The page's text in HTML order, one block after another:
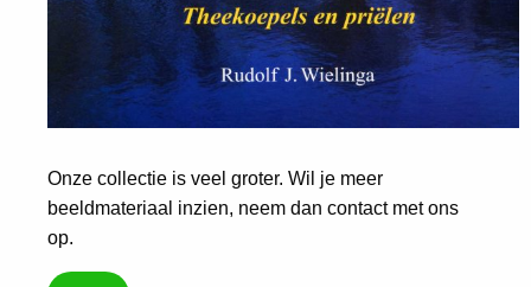
Onze collectie is veel groter. Wil je meer
beeldmateriaal inzien, neem dan contact met ons
op.